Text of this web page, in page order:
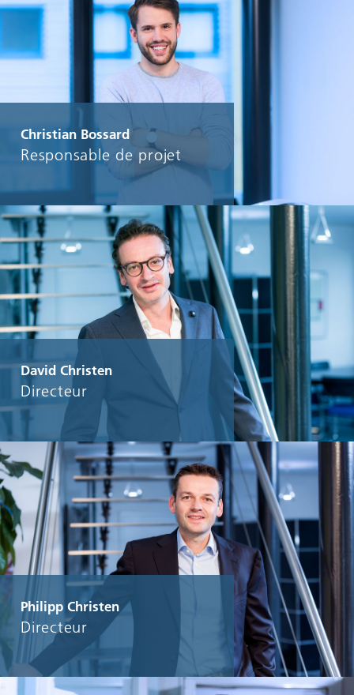
Christian Bossard
Responsable de projet
David Christen
Directeur
Philipp Christen
Directeur